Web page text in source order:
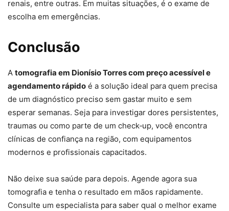
renais, entre outras. Em muitas situações, é o exame de
escolha em emergências.
Conclusão
A tomografia em Dionísio Torres com preço acessível e
agendamento rápido é a solução ideal para quem precisa
de um diagnóstico preciso sem gastar muito e sem
esperar semanas. Seja para investigar dores persistentes,
traumas ou como parte de um check‑up, você encontra
clínicas de confiança na região, com equipamentos
modernos e profissionais capacitados.
Não deixe sua saúde para depois. Agende agora sua
tomografia e tenha o resultado em mãos rapidamente.
Consulte um especialista para saber qual o melhor exame